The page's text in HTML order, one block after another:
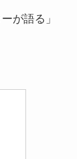
が語る」